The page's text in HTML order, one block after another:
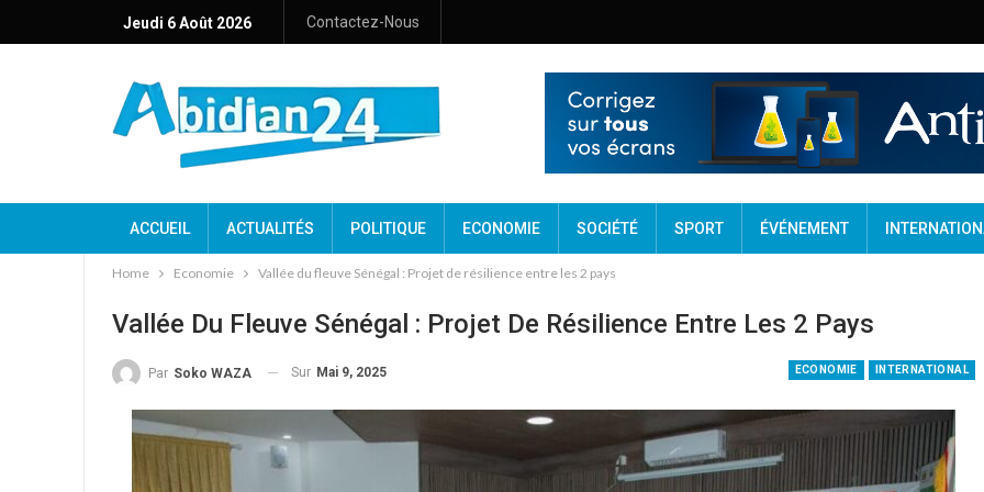
Jeudi 6 Août 2026 Contactez-Nous
ACCUEIL ACTUALITÉS POLITIQUE ECONOMIE SOCIÉTÉ SPORT ÉVÉNEMENT
Home Economie Vallée du fleuve Sénégal : Projet de résilience entre les 2 pays
Vallée Du Fleuve Sénégal : Projet De Résilience Entre Les 2 Pays
ECONOMIE INTERNATIONAL
Par Soko WAZA Sur Mai 9, 2025